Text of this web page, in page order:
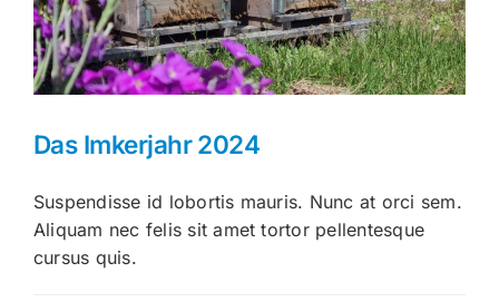
Das Imkerjahr 2024
Suspendisse id lobortis mauris. Nunc at orci sem.
Aliquam nec felis sit amet tortor pellentesque
cursus quis.